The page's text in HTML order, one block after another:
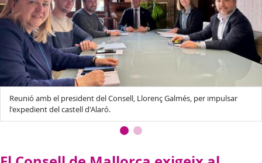
Reunió amb el president del Consell, Llorenç Galmés, per impulsar
l'expedient del castell d'Alaró.